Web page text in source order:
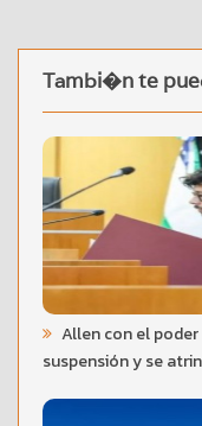
Tambi�n te
Allen con el
suspensión y se